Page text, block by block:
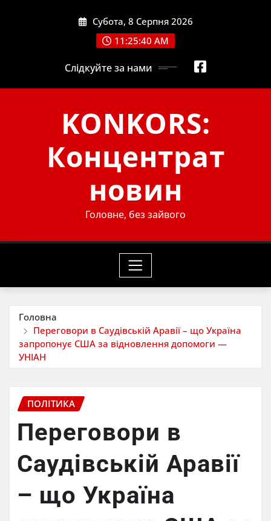
Субота, 8 Серпня 2026
11:25:41 AM
Слідкуйте за нами
KONKORS:
Концентрат
новин
Головне, без зайвого
Головна
Переговори в Саудівській Аравії – що Україна
запропонує США за відновлення допомоги —
УНІАН
ПОЛІТИКА
Переговори в
Саудівській Аравії
– що Україна